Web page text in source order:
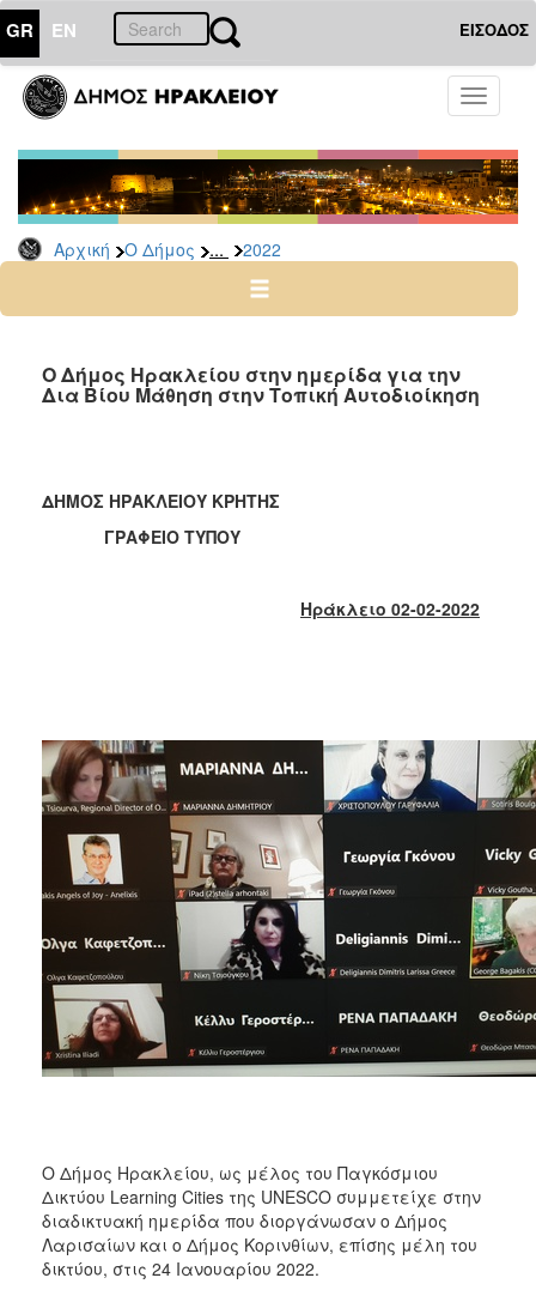
GR EN ΕΙΣΟΔΟΣ
Toggle
Αρχική Ο Δήμος ... 2022
ΔΗΜΟΣ
Δελτία
Τύπου
Αρχείο
2026
2024
2022
2019
2018
2011
2010
ΠΟΛΙΤΙΣΜΟΣ
Ο Δήμος Ηρακλείου στην ημερίδα για την
Δια Βίου Μάθηση στην Τοπική Αυτοδιοίκηση
ΔΗΜΟΣ ΗΡΑΚΛΕΙΟΥ ΚΡΗΤΗΣ
ΓΡΑΦΕΙΟ ΤΥΠΟΥ
Ηράκλειο 02-02-2022
Ο Δήμος Ηρακλείου, ως μέλος του Παγκόσμιου
Δικτύου Learning Cities της UNESCO συμμετείχε στην
διαδικτυακή ημερίδα που διοργάνωσαν ο Δήμος
Λαρισαίων και ο Δήμος Κορινθίων, επίσης μέλη του
δικτύου, στις 24 Ιανουαρίου 2022.